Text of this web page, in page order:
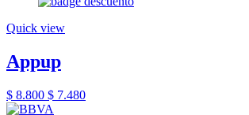
Quick view
Appup
$ 8.800 $ 7.480